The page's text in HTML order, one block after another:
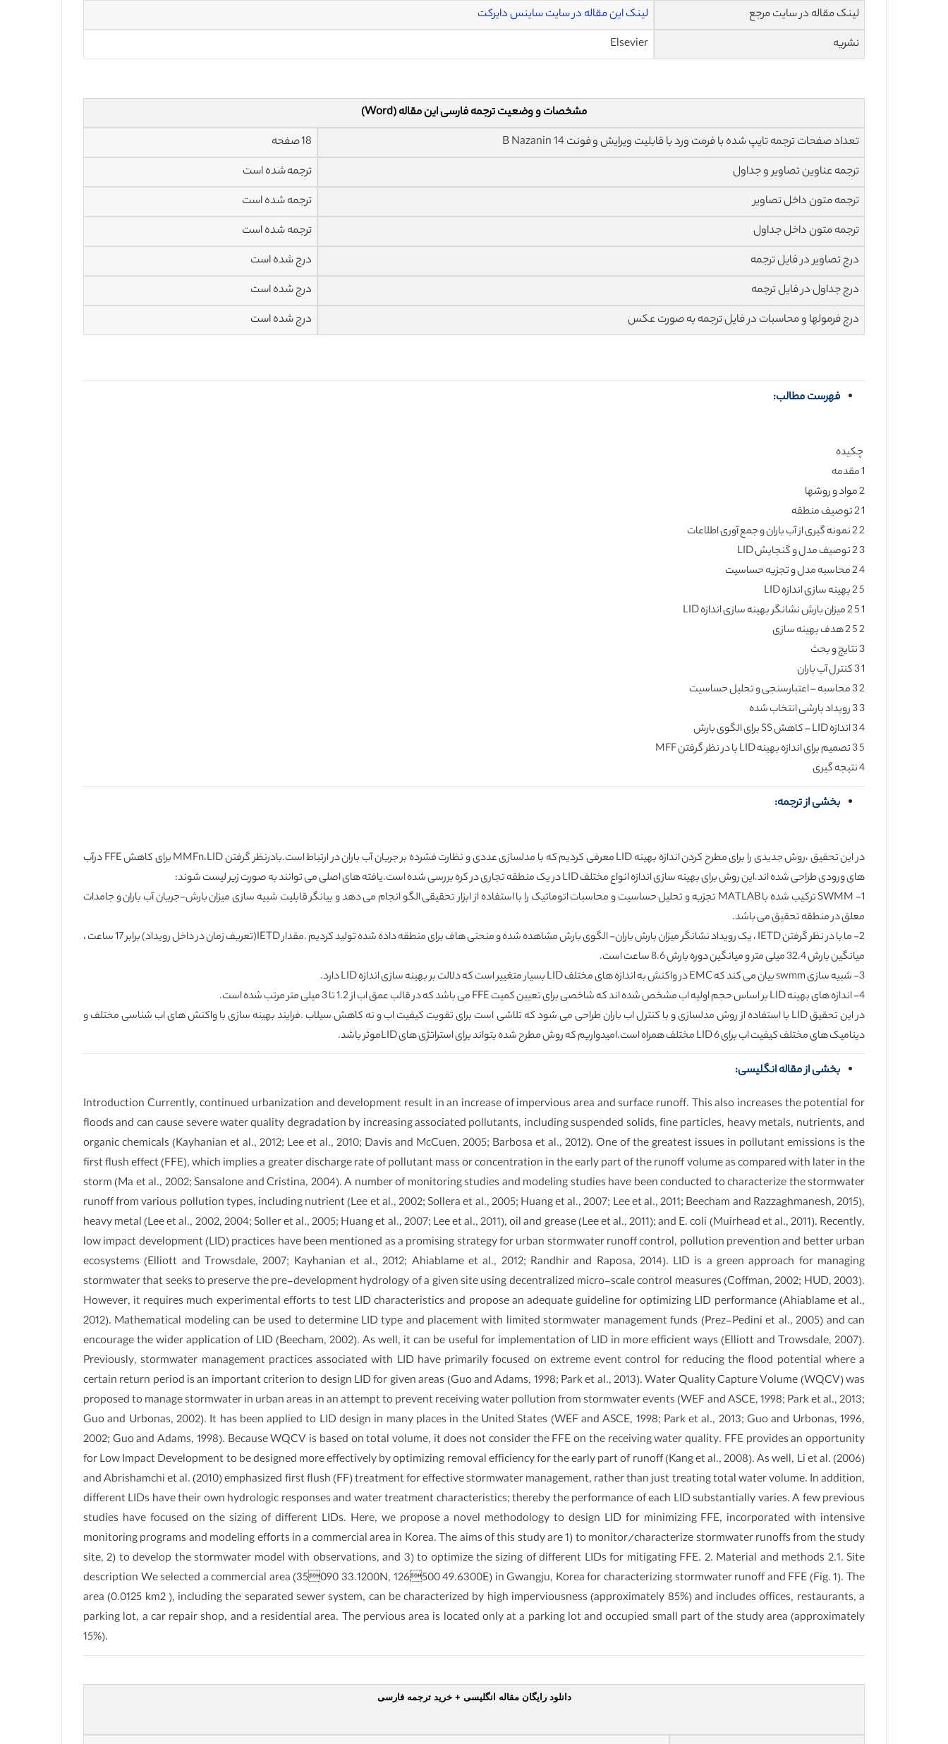
لینک مقاله در سایت مرجع
لینک این مقاله در سایت ساینس دایرکت
نشریه
Elsevier
مشخصات و وضعیت ترجمه فارسی این مقاله (Word)
تعداد صفحات ترجمه تایپ شده با فرمت ورد با قابلیت ویرایش و فونت 14 B Nazanin
18 صفحه
ترجمه عناوین تصاویر و جداول
ترجمه شده است
ترجمه متون داخل تصاویر
ترجمه شده است
ترجمه متون داخل جداول
ترجمه شده است
درج تصاویر در فایل ترجمه
درج شده است
درج جداول در فایل ترجمه
درج شده است
درج فرمولها و محاسبات در فایل ترجمه به صورت عکس
درج شده است
فهرست مطالب:
چکیده
1 مقدمه
2 مواد و روشها
1 2 توصیف منطقه
2 2 نمونه گیری از آب باران و جمع آوری اطلاعات
3 2 توصیف مدل و گنجایش LID
4 2 محاسبه مدل و تجزیه حساسیت
5 2 بهینه سازی اندازه LID
1 5 2 میزان بارش نشانگر بهینه سازی اندازه LID
2 5 2 هدف بهینه سازی
3 نتایج و بحث
1 3 کنترل آب باران
2 3 محاسبه – اعتبارسنجی و تحلیل حساسیت
3 3 رویداد بارشی انتخاب شده
4 3 اندازه LID – کاهش SS برای الگوی بارش
5 3 تصمیم برای اندازه بهینه LID با در نظر گرفتن MFF
4 نتیجه گیری
بخشی از ترجمه:
در این تحقیق ،روش جدیدی را برای مطرح کردن اندازه بهینه LID معرفی کردیم که با مدلسازی عددی و نظارت فشرده بر جریان آب باران در ارتباط است.بادرنظر گرفتن MMFn،LID برای کاهش FFE درآب
های ورودی طراحی شده اند.این روش برای بهینه سازی اندازه انواع مختلف LID در یک منطقه تجاری در کره بررسی شده است.یافته های اصلی می توانند به صورت زیر لیست شوند:
1- SWMM ترکیب شده با MATLAB تجزیه و تحلیل حساسیت و محاسبات اتوماتیک را با استفاده از ابزار تحقیقی الگو انجام می دهد و بیانگر قابلیت شبیه سازی میزان بارش-جریان آب باران و جامدات
معلق در منطقه تحقیق می باشد.
2- ما با در نظر گرفتن IETD ، یک رویداد نشانگر میزان بارش باران- الگوی بارش مشاهده شده و منحنی هاف برای منطقه داده شده تولید کردیم .مقدار IETD(تعریف زمان در داخل رویداد) برابر 17 ساعت ،
میانگین بارش 32.4 میلی متر و میانگین دوره بارش 8.6 ساعت است.
3- شبیه سازی swmm بیان می کند که EMC در واکنش به اندازه های مختلف LID بسیار متغییر است که دلالت بر بهینه سازی اندازه LID دارد.
4- اندازه های بهینه LID بر اساس حجم اولیه اب مشخص شده اند که شاخصی برای تعیین کمیت FFE می باشد که در قالب عمق اب از 1.2 تا 3 میلی متر مرتب شده است.
در این تحقیق LID با استفاده از روش مدلسازی و با کنترل اب باران طراحی می شود که تلاشی است برای تقویت کیفیت اب و نه کاهش سیلاب .فرایند بهینه سازی با واکنش های اب شناسی مختلف و
دینامیک های مختلف کیفیت اب برای 6 LID مختلف همراه است.امیدواریم که روش مطرح شده بتواند برای استراتژی های LIDموثر باشد.
بخشی از مقاله انگلیسی:
Introduction Currently, continued urbanization and development result in an increase of impervious area and surface runoff. This also increases the potential for
floods and can cause severe water quality degradation by increasing associated pollutants, including suspended solids, fine particles, heavy metals, nutrients, and
organic chemicals (Kayhanian et al., 2012; Lee et al., 2010; Davis and McCuen, 2005; Barbosa et al., 2012). One of the greatest issues in pollutant emissions is the
first flush effect (FFE), which implies a greater discharge rate of pollutant mass or concentration in the early part of the runoff volume as compared with later in the
storm (Ma et al., 2002; Sansalone and Cristina, 2004). A number of monitoring studies and modeling studies have been conducted to characterize the stormwater
runoff from various pollution types, including nutrient (Lee et al., 2002; Sollera et al., 2005; Huang et al., 2007; Lee et al., 2011; Beecham and Razzaghmanesh, 2015),
heavy metal (Lee et al., 2002, 2004; Soller et al., 2005; Huang et al., 2007; Lee et al., 2011), oil and grease (Lee et al., 2011); and E. coli (Muirhead et al., 2011). Recently,
low impact development (LID) practices have been mentioned as a promising strategy for urban stormwater runoff control, pollution prevention and better urban
ecosystems (Elliott and Trowsdale, 2007; Kayhanian et al., 2012; Ahiablame et al., 2012; Randhir and Raposa, 2014). LID is a green approach for managing
stormwater that seeks to preserve the pre-development hydrology of a given site using decentralized micro-scale control measures (Coffman, 2002; HUD, 2003).
However, it requires much experimental efforts to test LID characteristics and propose an adequate guideline for optimizing LID performance (Ahiablame et al.,
2012). Mathematical modeling can be used to determine LID type and placement with limited stormwater management funds (Prez-Pedini et al., 2005) and can
encourage the wider application of LID (Beecham, 2002). As well, it can be useful for implementation of LID in more efficient ways (Elliott and Trowsdale, 2007).
Previously, stormwater management practices associated with LID have primarily focused on extreme event control for reducing the flood potential where a
certain return period is an important criterion to design LID for given areas (Guo and Adams, 1998; Park et al., 2013). Water Quality Capture Volume (WQCV) was
proposed to manage stormwater in urban areas in an attempt to prevent receiving water pollution from stormwater events (WEF and ASCE, 1998; Park et al., 2013;
Guo and Urbonas, 2002). It has been applied to LID design in many places in the United States (WEF and ASCE, 1998; Park et al., 2013; Guo and Urbonas, 1996,
2002; Guo and Adams, 1998). Because WQCV is based on total volume, it does not consider the FFE on the receiving water quality. FFE provides an opportunity
for Low Impact Development to be designed more effectively by optimizing removal efficiency for the early part of runoff (Kang et al., 2008). As well, Li et al. (2006)
and Abrishamchi et al. (2010) emphasized first flush (FF) treatment for effective stormwater management, rather than just treating total water volume. In addition,
different LIDs have their own hydrologic responses and water treatment characteristics; thereby the performance of each LID substantially varies. A few previous
studies have focused on the sizing of different LIDs. Here, we propose a novel methodology to design LID for minimizing FFE, incorporated with intensive
monitoring programs and modeling efforts in a commercial area in Korea. The aims of this study are 1) to monitor/characterize stormwater runoffs from the study
site, 2) to develop the stormwater model with observations, and 3) to optimize the sizing of different LIDs for mitigating FFE. 2. Material and methods 2.1. Site
description We selected a commercial area (35090 33.1200N, 126500 49.6300E) in Gwangju, Korea for characterizing stormwater runoff and FFE (Fig. 1). The
area (0.0125 km2 ), including the separated sewer system, can be characterized by high imperviousness (approximately 85%) and includes offices, restaurants, a
parking lot, a car repair shop, and a residential area. The pervious area is located only at a parking lot and occupied small part of the study area (approximately
15%).
دانلود رایگان مقاله انگلیسی + خرید ترجمه فارسی